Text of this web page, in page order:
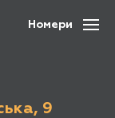
Номери
9